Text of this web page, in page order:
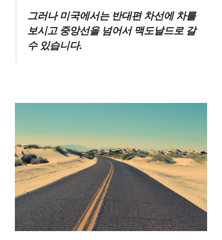
그러나 미국에서는 반대편 차선에 차를
보시고 중앙선을 넘어서 맥도날드로 갈
수 있습니다.